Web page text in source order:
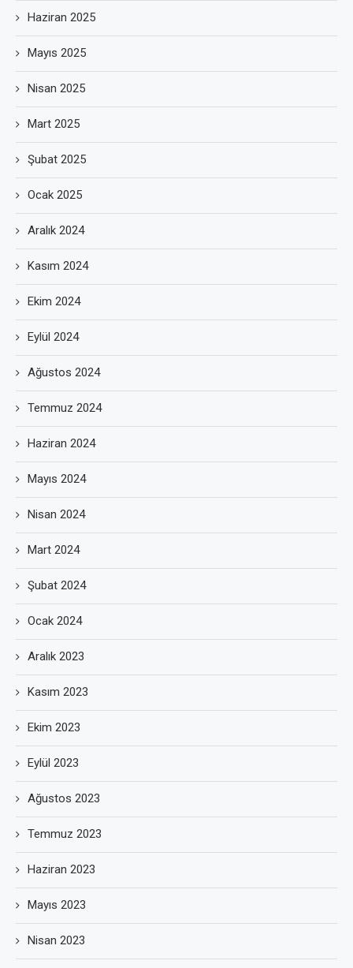
Haziran 2025
Mayıs 2025
Nisan 2025
Mart 2025
Şubat 2025
Ocak 2025
Aralık 2024
Kasım 2024
Ekim 2024
Eylül 2024
Ağustos 2024
Temmuz 2024
Haziran 2024
Mayıs 2024
Nisan 2024
Mart 2024
Şubat 2024
Ocak 2024
Aralık 2023
Kasım 2023
Ekim 2023
Eylül 2023
Ağustos 2023
Temmuz 2023
Haziran 2023
Mayıs 2023
Nisan 2023